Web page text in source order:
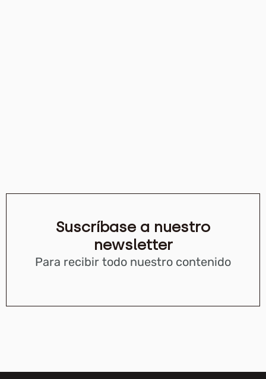
Suscríbase a nuestro
newsletter
Para recibir todo nuestro contenido